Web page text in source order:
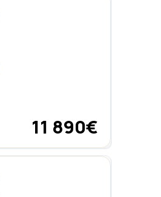
11 890€